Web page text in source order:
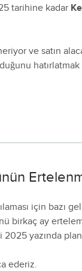
tarihine kadar
ve satın
için bazı
birkaç ay
yazında
ederiz.